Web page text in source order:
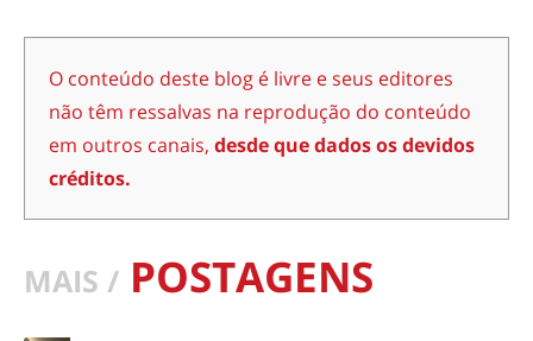
O conteúdo deste blog é livre e seus editores
não têm ressalvas na reprodução do conteúdo
em outros canais, desde que dados os devidos
créditos.
MAIS / POSTAGENS